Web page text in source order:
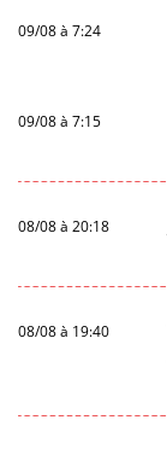
09/08 à 7:24
09/08 à 7:15
08/08 à 20:18
08/08 à 19:40